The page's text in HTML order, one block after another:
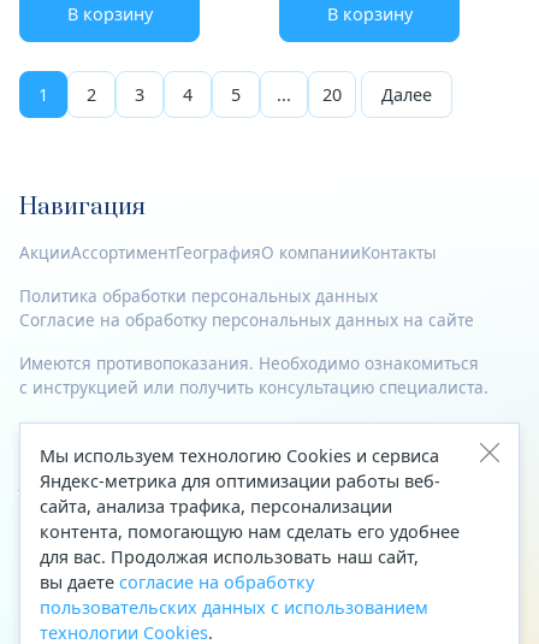
В корзину В корзину
1 2 3 4 5 ... 20 Далее
Навигация
АкцииАссортиментГеографияО компанииКонтакты
Политика обработки персональных данных
Согласие на обработку персональных данных на сайте
Имеются противопоказания. Необходимо ознакомиться
с инструкцией или получить консультацию специалиста.
© 2023—2026 Все права защищены.
Адрес
Архангельск, ул. Папанина, д. 19 (вход в здание со стороны
автоцентра «Тойота»)
Приемная Генерального директора
Телефон
+7 (8182) 63-60-31
Мы используем технологию Cookies и сервиса
Яндекс-метрика для оптимизации работы веб-
сайта, анализа трафика, персонализации
контента, помогающую нам сделать его удобнее
для вас. Продолжая использовать наш сайт,
вы даете согласие на обработку
пользовательских данных с использованием
технологии Cookies.